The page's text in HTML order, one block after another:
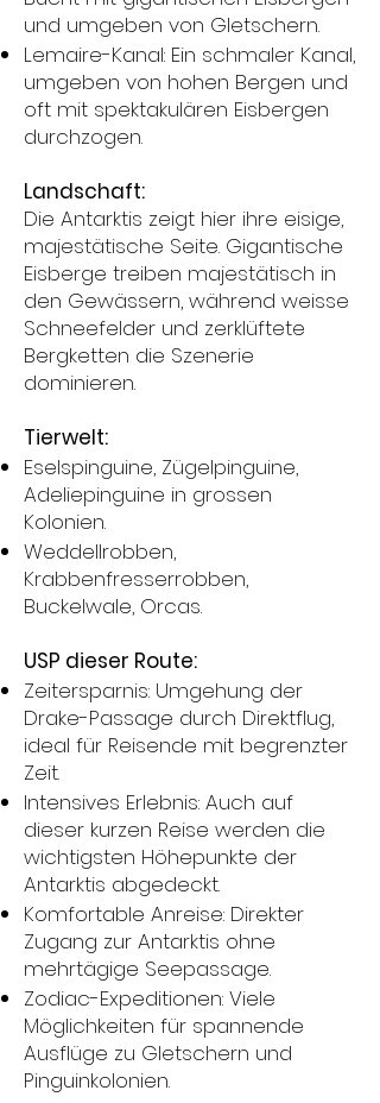
und umgeben von Gletschern.
Lemaire-Kanal: Ein schmaler Kanal,
umgeben von hohen Bergen und
oft mit spektakulären Eisbergen
durchzogen.
Landschaft:
Die Antarktis zeigt hier ihre eisige,
majestätische Seite. Gigantische
Eisberge treiben majestätisch in
den Gewässern, während weisse
Schneefelder und zerklüftete
Bergketten die Szenerie
dominieren.
Tierwelt:
Eselspinguine, Zügelpinguine,
Adeliepinguine in grossen
Kolonien.
Weddellrobben,
Krabbenfresserrobben,
Buckelwale, Orcas.
USP dieser Route:
Zeitersparnis: Umgehung der
Drake-Passage durch Direktflug,
ideal für Reisende mit begrenzter
Zeit.
Intensives Erlebnis: Auch auf
dieser kurzen Reise werden die
wichtigsten Höhepunkte der
Antarktis abgedeckt.
Komfortable Anreise: Direkter
Zugang zur Antarktis ohne
mehrtägige Seepassage.
Zodiac-Expeditionen: Viele
Möglichkeiten für spannende
Ausflüge zu Gletschern und
Pinguinkolonien.